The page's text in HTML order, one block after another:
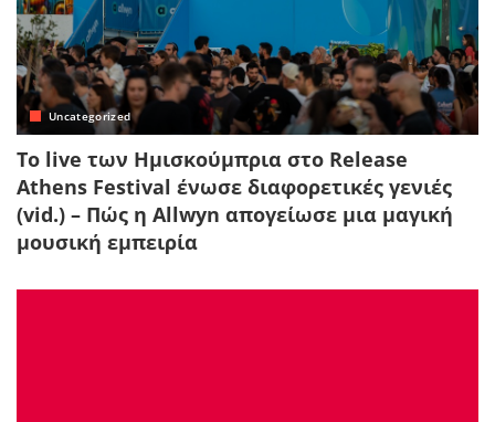
Uncategorized
Το live των Ημισκούμπρια στο Release
Athens Festival ένωσε διαφορετικές γενιές
(vid.) – Πώς η Allwyn απογείωσε μια μαγική
μουσική εμπειρία